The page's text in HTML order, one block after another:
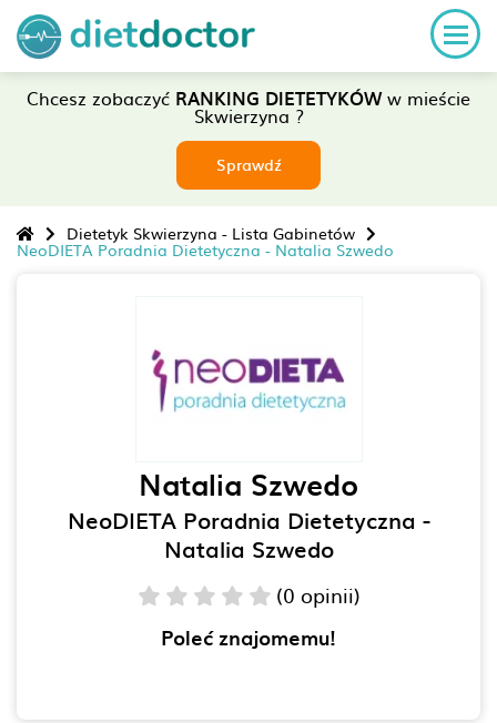
Chcesz zobaczyć RANKING DIETETYKÓWw mieście
Skwierzyna ?
Sprawdź
Dietetyk Skwierzyna - Lista Gabinetów
NeoDIETA Poradnia Dietetyczna - Natalia Szwedo
Natalia Szwedo
NeoDIETA Poradnia Dietetyczna -
Natalia Szwedo
(0 opinii)
Poleć znajomemu!